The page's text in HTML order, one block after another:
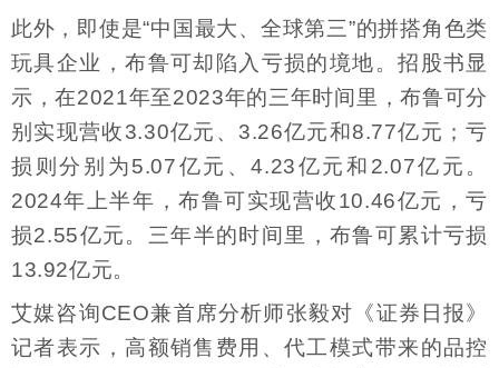
此外，即使是“中国最大、全球第三”的拼搭角色类
玩具企业，布鲁可却陷入亏损的境地。招股书显
示，在2021年至2023年的三年时间里，布鲁可分
别实现营收3.30亿元、3.26亿元和8.77亿元；亏
损则分别为5.07亿元、4.23亿元和2.07亿元。
2024年上半年，布鲁可实现营收10.46亿元，亏
损2.55亿元。三年半的时间里，布鲁可累计亏损
13.92亿元。
艾媒咨询CEO兼首席分析师张毅对《证券日报》
记者表示，高额销售费用、代工模式带来的品控